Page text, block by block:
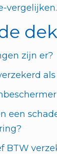
zijn er?
een
BTW